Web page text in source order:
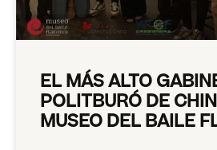
EL MÁS ALTO
POLITBURÓ DE
MUSEO DEL BAILE